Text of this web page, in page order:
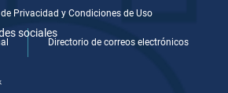
Privacidad y Condiciones de Uso
Directorio de correos electrónicos
sociales